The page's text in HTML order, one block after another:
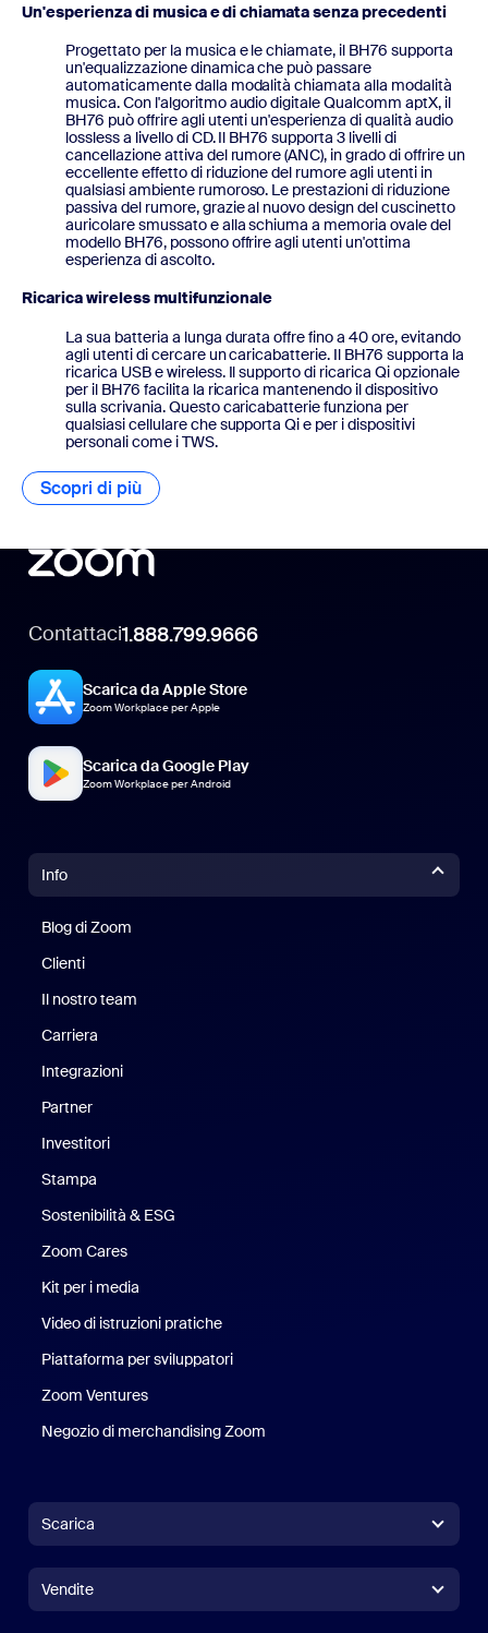
Un'esperienza di musica e di chiamata senza precedenti
Progettato per la musica e le chiamate, il BH76 supporta
un'equalizzazione dinamica che può passare
automaticamente dalla modalità chiamata alla modalità
musica. Con l'algoritmo audio digitale Qualcomm aptX, il
BH76 può offrire agli utenti un'esperienza di qualità audio
lossless a livello di CD. Il BH76 supporta 3 livelli di
cancellazione attiva del rumore (ANC), in grado di offrire un
eccellente effetto di riduzione del rumore agli utenti in
qualsiasi ambiente rumoroso. Le prestazioni di riduzione
passiva del rumore, grazie al nuovo design del cuscinetto
auricolare smussato e alla schiuma a memoria ovale del
modello BH76, possono offrire agli utenti un'ottima
esperienza di ascolto.
Ricarica wireless multifunzionale
La sua batteria a lunga durata offre fino a 40 ore, evitando
agli utenti di cercare un caricabatterie. Il BH76 supporta la
ricarica USB e wireless. Il supporto di ricarica Qi opzionale
per il BH76 facilita la ricarica mantenendo il dispositivo
sulla scrivania. Questo caricabatterie funziona per
qualsiasi cellulare che supporta Qi e per i dispositivi
personali come i TWS.
Scopri di più
Contattaci1.888.799.9666
Scarica da Apple Store
Zoom Workplace per Apple
Scarica da Google Play
Zoom Workplace per Android
Info
Blog di Zoom
Clienti
Il nostro team
Carriera
Integrazioni
Partner
Investitori
Stampa
Sostenibilità & ESG
Zoom Cares
Kit per i media
Video di istruzioni pratiche
Piattaforma per sviluppatori
Zoom Ventures
Negozio di merchandising Zoom
Scarica
App Zoom RoomsApp Zoom Rooms
Vendite